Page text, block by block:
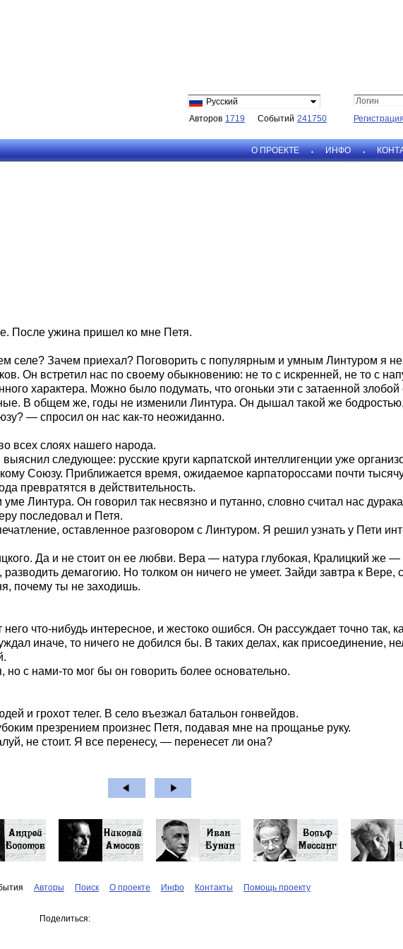
Русский
Авторов 1719 Событий 241750 Регистрация
О ПРОЕКТЕ ИНФО
После ужина пришел ко мне Петя.
селе? Зачем приехал? Поговорить с популярным и умным Линтуром я не
Он встретил нас по своему обыкновению: не то с искренней, не то с
характера. Можно было подумать, что огоньки эти с затаенной
В общем же, годы не изменили Линтура. Он дышал такой же
— спросил он нас как-то неожиданно.
всех слоях нашего народа.
следующее: русские круги карпатской интеллигенции уже
Союзу. Приближается время, ожидаемое карпатороссами почти тысячу
превратятся в действительность.
Линтура. Он говорил так несвязно и путанно, словно считал нас
последовал и Петя.
оставленное разговором с Линтуром. Я решил узнать у Пети
Да и не стоит он ее любви. Вера — натура глубокая, Кралицкий же
разводить демагогию. Но толком он ничего не умеет. Зайди завтра к
почему ты не заходишь.
что-нибудь интересное, и жестоко ошибся. Он рассуждает точно так,
иначе, то ничего не добился бы. В таких делах, как присоединение,
с нами-то мог бы он говорить более основательно.
и грохот телег. В село въезжал батальон гонвейдов.
презрением произнес Петя, подавая мне на прощанье руку.
не стоит. Я все перенесу, — перенесет ли она?
Авторы Поиск О проекте Инфо Контакты Помощь проекту
Поделиться: